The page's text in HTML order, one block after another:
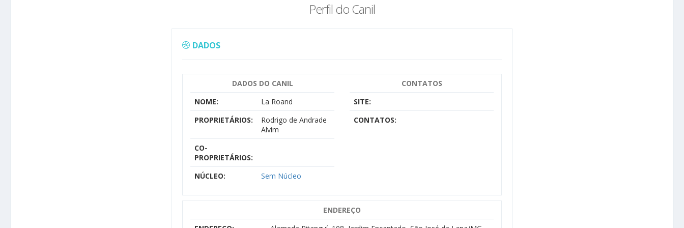
Perfil do Canil
DADOS
DADOS DO CANIL
NOME:
La Roand
PROPRIETÁRIOS:
Rodrigo de Andrade
Alvim
CO-
PROPRIETÁRIOS:
NÚCLEO:
Sem Núcleo
CONTATOS
SITE:
CONTATOS:
ENDEREÇO